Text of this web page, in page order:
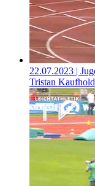
22.07.2023 |
Tristan